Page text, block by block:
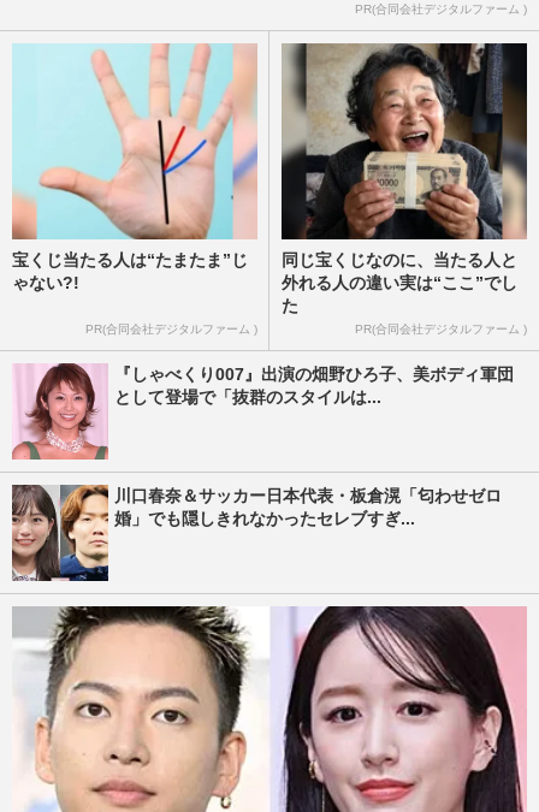
PR(合同会社デジタルファーム )
宝くじ当たる人は“たまたま”じ
ゃない?!
PR(合同会社デジタルファーム )
同じ宝くじなのに、当たる人と
外れる人の違い実は“ここ”でし
た
PR(合同会社デジタルファーム )
『しゃべくり007』出演の畑野ひろ子、美ボディ軍団
として登場で「抜群のスタイルは...
川口春奈＆サッカー日本代表・板倉滉「匂わせゼロ
婚」でも隠しきれなかったセレブすぎ...